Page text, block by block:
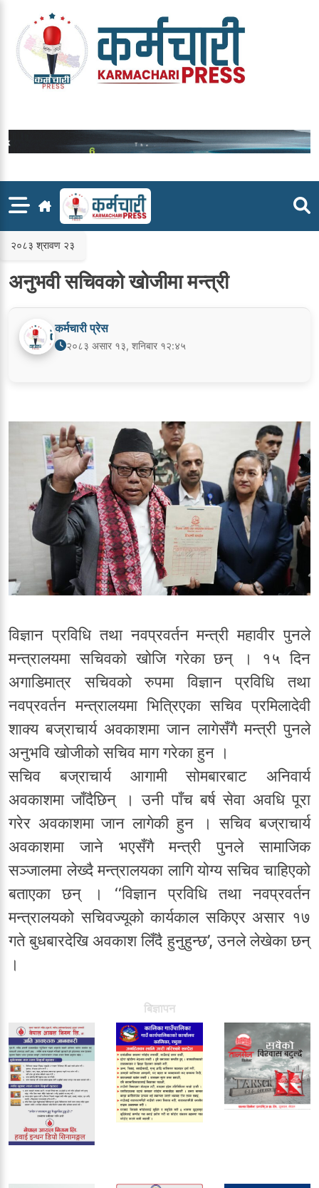
content
२०८३ श्रावण २३
अनुभवी सचिवको खोजीमा मन्त्री
कर्मचारी प्रेस
२०८३ असार १३, शनिबार १२:४५
विज्ञान प्रविधि तथा नवप्रवर्तन मन्त्री महावीर पुनले
मन्त्रालयमा सचिवको खोजि गरेका छन् । १५ दिन
अगाडिमात्र सचिवको रुपमा विज्ञान प्रविधि तथा
नवप्रवर्तन मन्त्रालयमा भित्रिएका सचिव प्रमिलादेवी
शाक्य बज्राचार्य अवकाशमा जान लागेसँगै मन्त्री पुनले
अनुभवि खोजीको सचिव माग गरेका हुन ।
सचिव बज्राचार्य आगामी सोमबारबाट अनिवार्य
अवकाशमा जाँदैछिन् । उनी पाँच बर्ष सेवा अवधि पूरा
गरेर अवकाशमा जान लागेकी हुन । सचिव बज्राचार्य
अवकाशमा जाने भएसँगै मन्त्री पुनले सामाजिक
सञ्जालमा लेख्दै मन्त्रालयका लागि योग्य सचिव चाहिएको
बताएका छन् । ‘‘विज्ञान प्रविधि तथा नवप्रवर्तन
मन्त्रालयको सचिवज्यूको कार्यकाल सकिएर असार १७
गते बुधबारदेखि अवकाश लिँदै हुनुहुन्छ’, उनले लेखेका छन्
।
बिज्ञापन